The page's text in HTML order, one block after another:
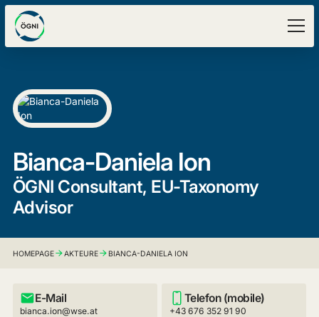
Bianca-Daniela Ion
ÖGNI Consultant, EU-Taxonomy
Advisor
HOMEPAGE AKTEURE BIANCA-DANIELA ION
E-Mail
bianca.ion@wse.at
Telefon (mobile)
+43 676 352 91 90